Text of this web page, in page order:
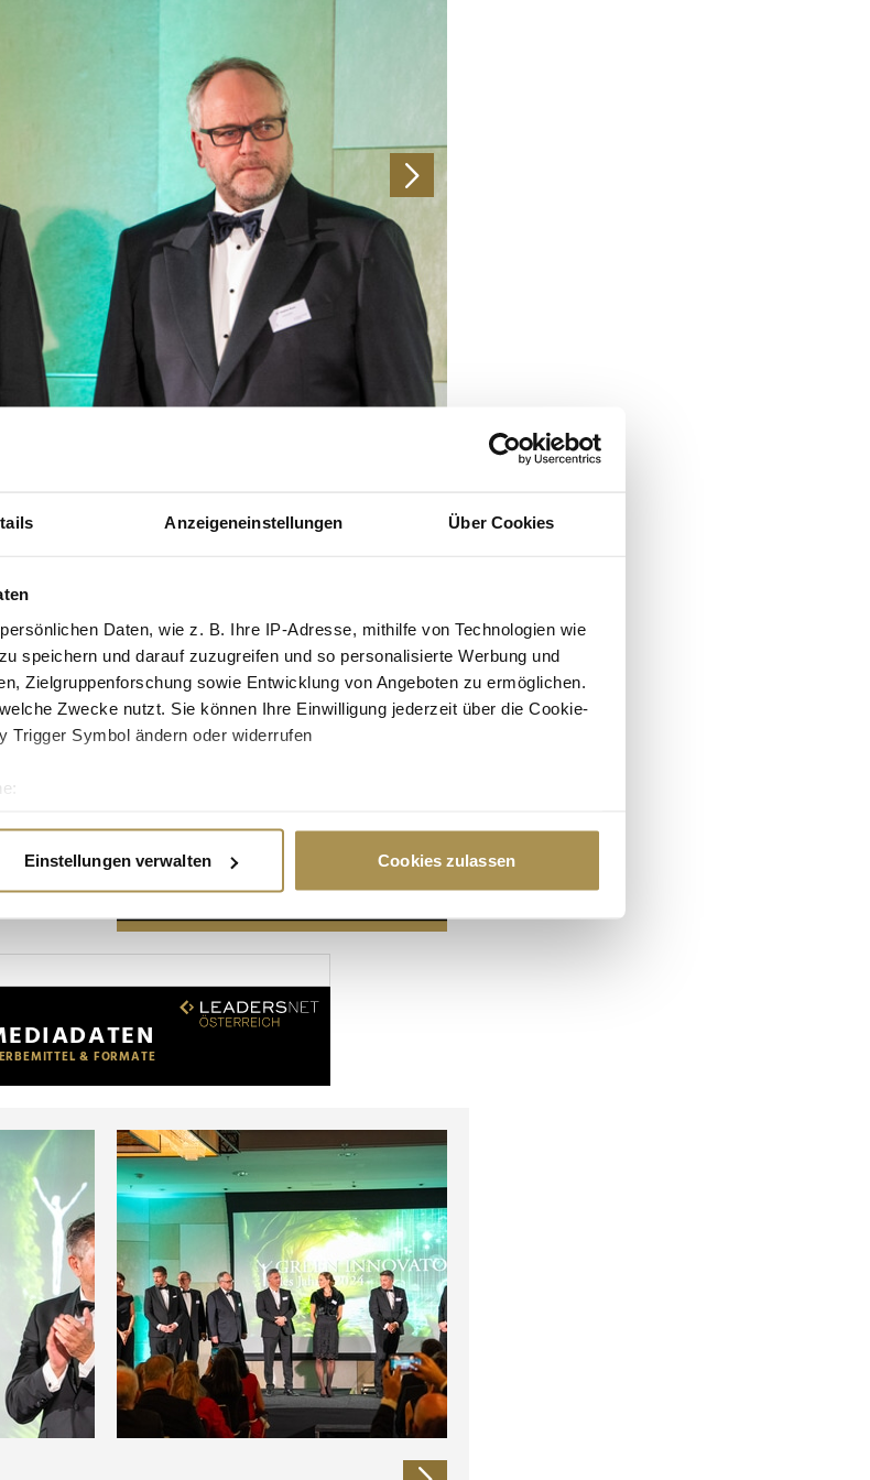
Anzeigeneinstellungen Über Cookies
Daten, wie z. B. Ihre IP-Adresse, mithilfe von Technologien wie
speichern und darauf zuzugreifen und so personalisierte Werbung und
Zielgruppenforschung sowie Entwicklung von Angeboten zu ermöglichen.
Zwecke nutzt. Sie können Ihre Einwilligung jederzeit über die Cookie-
Trigger Symbol ändern oder widerrufen
Daten verarbeitet werden, und legen Sie Ihre Präferenzen im
zu personalisieren, Funktionen für soziale Medien anbieten zu können
Werbung und Analysen weiter. Unsere Partner führen diese Informationen
die Sie ihnen bereitgestellt haben oder die sie im Rahmen Ihrer Nutzung
Einstellungen verwalten Cookies zulassen
Advertisement